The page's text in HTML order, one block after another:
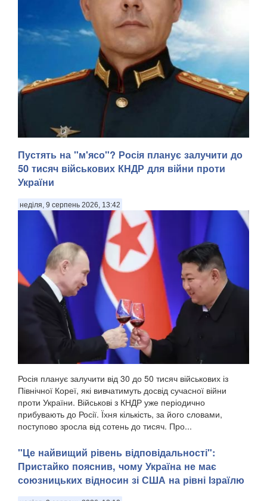
У Донецькій області українська армія ліквідувала
російського офіцера, полковника ЗС РФ Сергія Хвалова.
Ворожий військовий раніше двічі служив у Сирії, сприяючи
диктаторському режиму Башара Асада, передають
Патріоти України. Про це повідомив військовосл...
Пустять на "м'ясо"? Росія планує залучити до
50 тисяч військових КНДР для війни проти
України
неділя, 9 серпень 2026, 13:42
Росія планує залучити від 30 до 50 тисяч військових із
Північної Кореї, які вивчатимуть досвід сучасної війни
проти України. Військові з КНДР уже періодично
прибувають до Росії. Їхня кількість, за його словами,
поступово зросла від сотень до тисяч. Про...
"Це найвищий рівень відповідальності":
Пристайко пояснив, чому Україна не має
союзницьких відносин зі США на рівні Ізраїлю